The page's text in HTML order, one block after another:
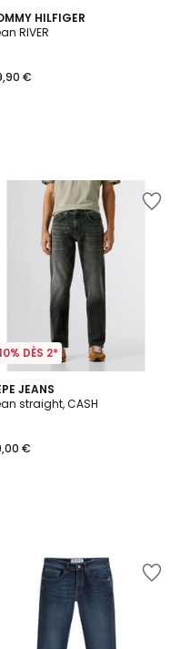
HILFIGER
RIVER
€
DÈS 2*
JEANS
straight, CASH
€